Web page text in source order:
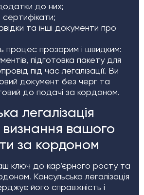
до них;
та інші документи про
процес прозорим і швидким:
підготовка пакету для
під час легалізації. Ви
документ без черг та
до подачі за кордоном.
легалізація
вашого
за кордоном
ключ до кар’єрного росту та
Консульська легалізація
його справжність і